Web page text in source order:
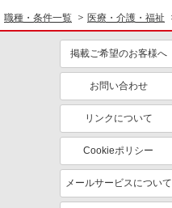
職種・条件一覧 医療・介護・福祉
掲載ご希望のお客様へ
お問い合わせ
リンクについて
Cookieポリシー
メールサービスについて